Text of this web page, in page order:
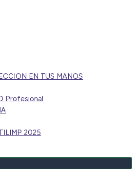
EN TUS MANOS
Profesional
2025